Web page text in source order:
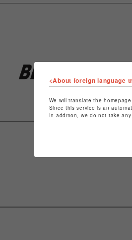
<About foreign language
We will translate the
Since this service is an
In addition, we do not take